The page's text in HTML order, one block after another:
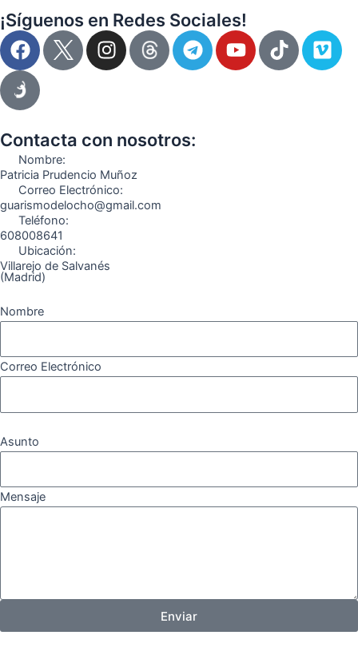
¡Síguenos en Redes Sociales!
F
a
c
e
o
o
k
I
n
g
a
m
T
e
r
Y
o
T
i
V
i
Contacta con nosotros:
Nombre:
Patricia Prudencio Muñoz
Correo Electrónico:
guarismodelocho@gmail.com
Teléfono:
608008641
Ubicación:
Villarejo de Salvanés
(Madrid)
Nombre
Correo Electrónico
Asunto
Mensaje
Enviar